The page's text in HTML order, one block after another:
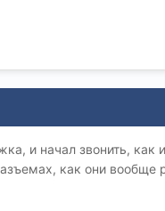
и начал звонить,
как они